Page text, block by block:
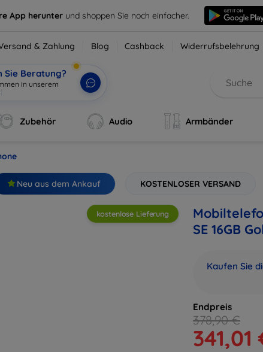
App herunter und shoppen Sie noch einfacher.
& Zahlung Blog Cashback Widerrufsbelehrung
Sie Beratung?
Zubehör Audio Armbänder
Neu aus dem Ankauf KOSTENLOSER VERSAND
kostenlose Lieferung
SE 16GB
Kaufen Sie
Endpreis
378,90 €
341,01